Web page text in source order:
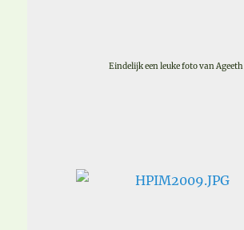
Eindelijk een leuke foto van Ageeth